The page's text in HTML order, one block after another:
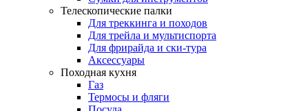
Телескопические палки
Для треккинга и походов
Для трейла и мультиспорта
Для фрирайда и ски-тура
Аксессуары
Походная кухня
Газ
Термосы и фляги